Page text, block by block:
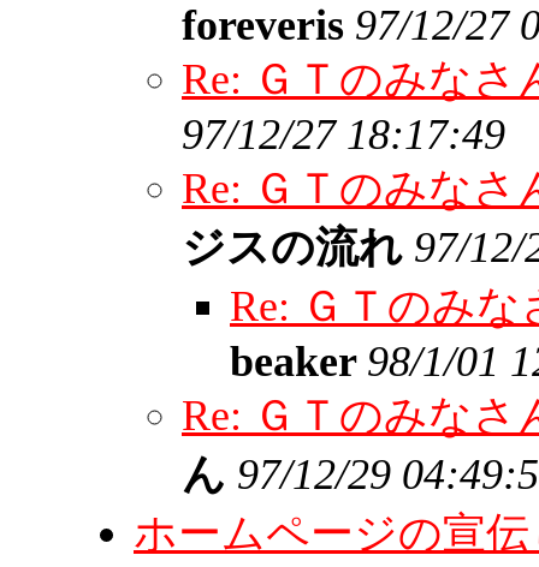
foreveris 97/12/27
Re: ＧＴのみな
97/12/27 18:17:49
Re: ＧＴのみな
ジスの流れ 97/12/
Re: ＧＴのみ
beaker 98/1/01
Re: ＧＴのみな
ん 97/12/29
ホームページの宣